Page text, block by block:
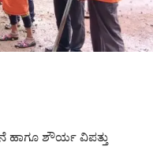
ಹಾಗೂ ಶೌರ್ಯ ವಿಪತ್ತು